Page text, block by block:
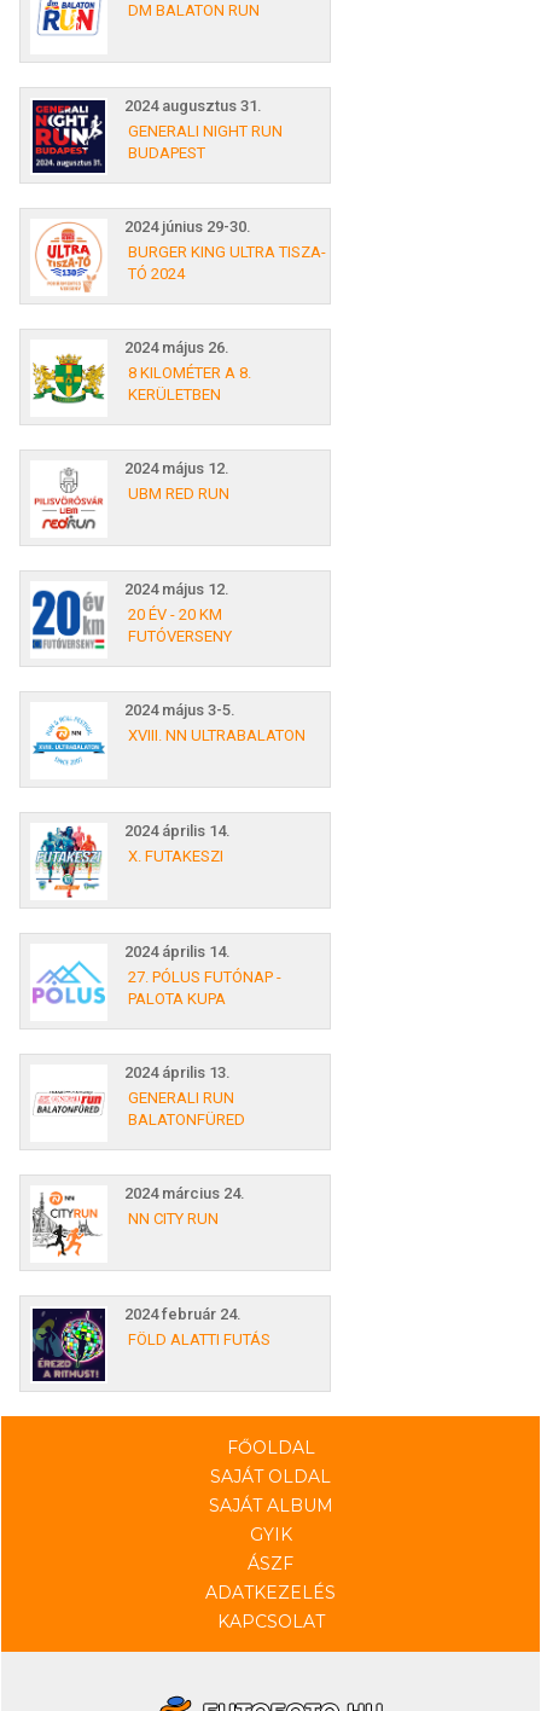
DM BALATON RUN
2024 augusztus 31.
GENERALI NIGHT RUN
BUDAPEST
2024 június 29-30.
BURGER KING ULTRA TISZA-
TÓ 2024
2024 május 26.
8 KILOMÉTER A 8.
KERÜLETBEN
2024 május 12.
UBM RED RUN
2024 május 12.
20 ÉV - 20 KM
FUTÓVERSENY
2024 május 3-5.
XVIII. NN ULTRABALATON
2024 április 14.
X. FUTAKESZI
2024 április 14.
27. PÓLUS FUTÓNAP -
PALOTA KUPA
2024 április 13.
GENERALI RUN
BALATONFÜRED
2024 március 24.
NN CITY RUN
2024 február 24.
FÖLD ALATTI FUTÁS
FŐOLDAL
SAJÁT OLDAL
SAJÁT ALBUM
GYIK
ÁSZF
ADATKEZELÉS
KAPCSOLAT